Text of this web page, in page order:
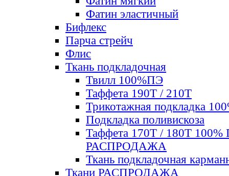
Фатин элаcтичный
Бифлекс
Парча стрейч
Флис
Ткань подкладочная
Твилл 100%ПЭ
Таффета 190Т / 210Т
Трикотажная подкладка
Подкладка поливискоза
Таффета 170Т / 180Т 100%
РАСПРОДАЖА
Ткань подкладочная
Ткани РАСПРОДАЖА